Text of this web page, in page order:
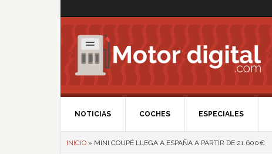
NOTICIAS COCHES ESPECIALES
INICIO » MINI COUPÉ LLEGA A ESPAÑA A PARTIR DE 21.600€